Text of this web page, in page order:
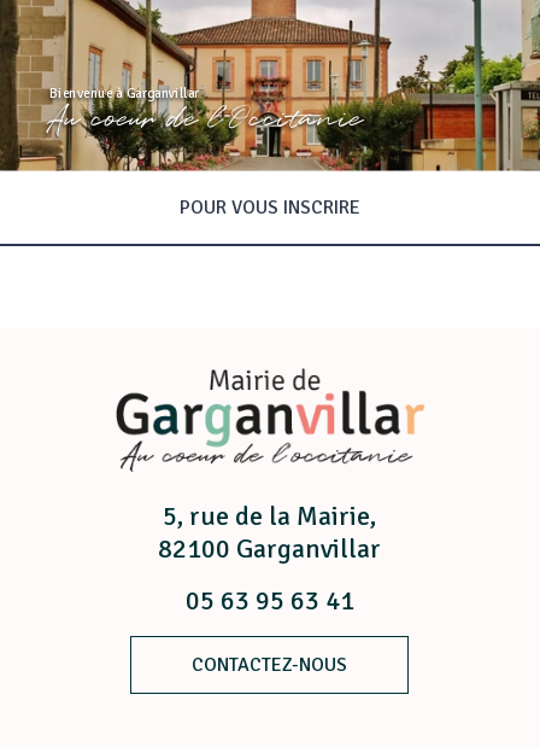
Bienvenue à Garganvillar
Au coeur de l'Occitanie
POUR VOUS INSCRIRE
5, rue de la Mairie,
82100 Garganvillar
05 63 95 63 41
CONTACTEZ-NOUS